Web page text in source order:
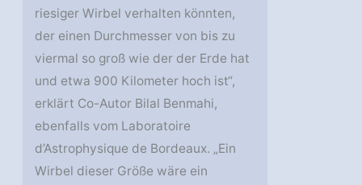
riesiger Wirbel verhalten könnten,
der einen Durchmesser von bis zu
viermal so groß wie der der Erde hat
und etwa 900 Kilometer hoch ist“,
erklärt Co-Autor Bilal Benmahi,
ebenfalls vom Laboratoire
d’Astrophysique de Bordeaux. „Ein
Wirbel dieser Größe wäre ein